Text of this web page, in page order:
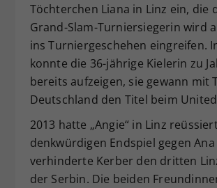
Töchterchen Liana in Linz ein, die
Grand-Slam-Turniersiegerin wird
ins Turniergeschehen eingreifen.
konnte die 36-jährige Kielerin zu
bereits aufzeigen, sie gewann mit
Deutschland den Titel beim
2013 hatte „Angie“ in Linz
denkwürdigen Endspiel gegen
verhinderte Kerber den dritten
der Serbin. Die beiden